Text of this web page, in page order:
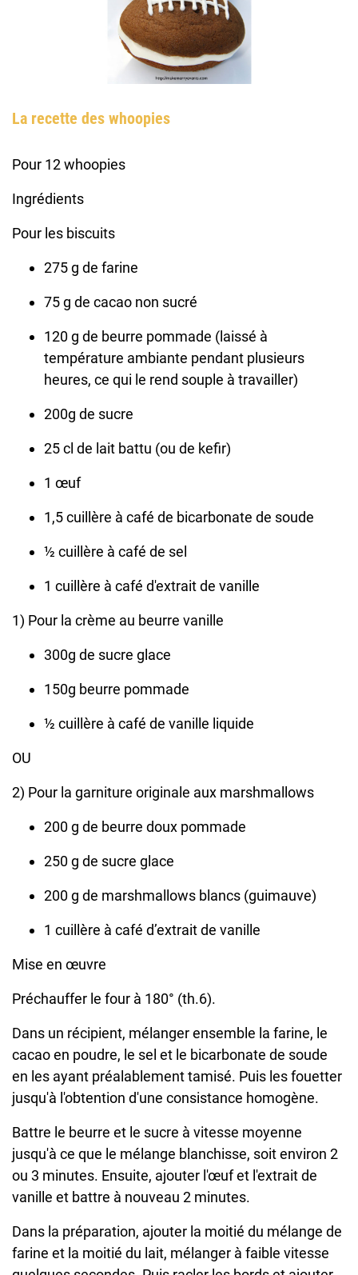
La recette des whoopies
Pour 12 whoopies
Ingrédients
Pour les biscuits
275 g de farine
75 g de cacao non sucré
120 g de beurre pommade (laissé à
température ambiante pendant plusieurs
heures, ce qui le rend souple à travailler)
200g de sucre
25 cl de lait battu (ou de kefir)
1 œuf
1,5 cuillère à café de bicarbonate de soude
½ cuillère à café de sel
1 cuillère à café d'extrait de vanille
1) Pour la crème au beurre vanille
300g de sucre glace
150g beurre pommade
½ cuillère à café de vanille liquide
OU
2) Pour la garniture originale aux marshmallows
200 g de beurre doux pommade
250 g de sucre glace
200 g de marshmallows blancs (guimauve)
1 cuillère à café d’extrait de vanille
Mise en œuvre
Préchauffer le four à 180° (th.6).
Dans un récipient, mélanger ensemble la farine, le
cacao en poudre, le sel et le bicarbonate de soude
en les ayant préalablement tamisé. Puis les fouetter
jusqu'à l'obtention d'une consistance homogène.
Battre le beurre et le sucre à vitesse moyenne
jusqu'à ce que le mélange blanchisse, soit environ 2
ou 3 minutes. Ensuite, ajouter l'œuf et l'extrait de
vanille et battre à nouveau 2 minutes.
Dans la préparation, ajouter la moitié du mélange de
farine et la moitié du lait, mélanger à faible vitesse